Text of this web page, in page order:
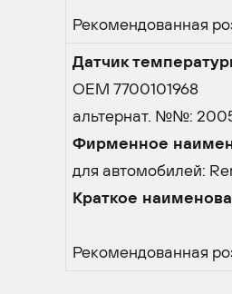
Рекомендованная
Датчик
OEM 7700101968
альтернат. №№:
Фирменное
для автомобилей:
Краткое
Рекомендованная